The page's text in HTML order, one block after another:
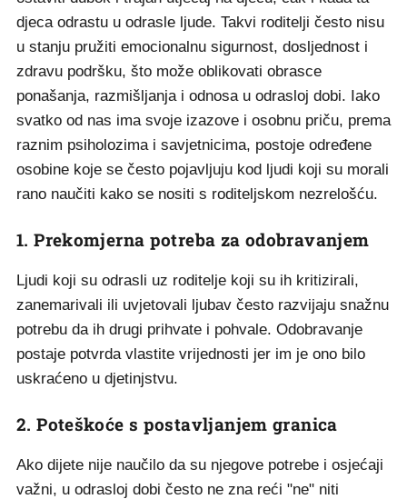
djeca odrastu u odrasle ljude. Takvi roditelji često nisu
u stanju pružiti emocionalnu sigurnost, dosljednost i
zdravu podršku, što može oblikovati obrasce
ponašanja, razmišljanja i odnosa u odrasloj dobi. Iako
svatko od nas ima svoje izazove i osobnu priču, prema
raznim psiholozima i savjetnicima, postoje određene
osobine koje se često pojavljuju kod ljudi koji su morali
rano naučiti kako se nositi s roditeljskom nezrelošću.
1. Prekomjerna potreba za odobravanjem
Ljudi koji su odrasli uz roditelje koji su ih kritizirali,
zanemarivali ili uvjetovali ljubav često razvijaju snažnu
potrebu da ih drugi prihvate i pohvale. Odobravanje
postaje potvrda vlastite vrijednosti jer im je ono bilo
uskraćeno u djetinjstvu.
2. Poteškoće s postavljanjem granica
Ako dijete nije naučilo da su njegove potrebe i osjećaji
važni, u odrasloj dobi često ne zna reći "ne" niti